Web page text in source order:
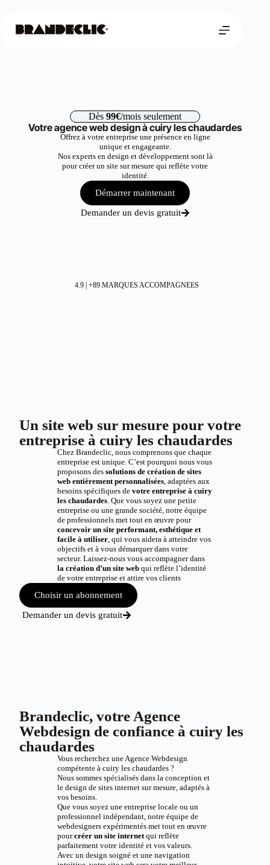
Dès 99€/mois seulement
Votre agence web design à cuiry les chaudardes
Offrez à votre entreprise une présence en ligne
unique et engageante.
Nos experts en design et développement sont là
pour créer un site sur mesure qui reflète votre
identité.
Démarrer maintenant
Demander un devis gratuit
4.9 | +89 MARQUES ACCOMPAGNEES
Un site web sur mesure pour votre
entreprise à cuiry les chaudardes
Chez Brandeclic, nous comprenons que chaque
entreprise est unique. C’est pourquoi nous vous
proposons des solutions de création de sites
web entièrement personnalisées, adaptées aux
besoins spécifiques de votre entreprise à cuiry
les chaudardes. Que vous soyez une petite
entreprise ou une grande société, notre équipe
de professionnels met tout en œuvre pour
concevoir un site performant, esthétique et
facile à utiliser, qui vous aidera à atteindre vos
objectifs et à vous démarquer dans votre
secteur. Laissez-nous vous accompagner dans
la création d’un site webqui reflète l’identité
de votre entreprise et attire vos clients
Choisir un abonnement
Demander un devis gratuit
Brandeclic, votre Agence
Webdesign de confiance à cuiry les
chaudardes
Vous recherchez une Agence Webdesign
compétente à cuiry les chaudardes ?
Nous sommes spécialisés dans la conception et
le design de sites internet sur mesure, adaptés à
vos besoins.
Que vous soyez une entreprise locale ou un
professionnel indépendant, notre équipe de
webdesigners expérimentés met tout en œuvre
pourcréer un site internetqui reflète
parfaitement votre identité et vos valeurs.
Avec un design soigné et une navigation